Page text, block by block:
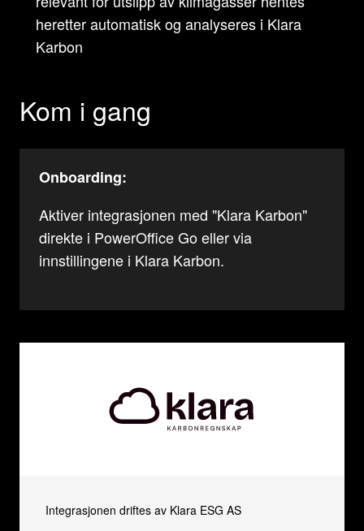
heretter automatisk og analyseres i Klara
Karbon
Kom i gang
Onboarding:
Aktiver integrasjonen med "Klara Karbon"
direkte i PowerOffice Go eller via
innstillingene i Klara Karbon.
Integrasjonen driftes av Klara ESG AS